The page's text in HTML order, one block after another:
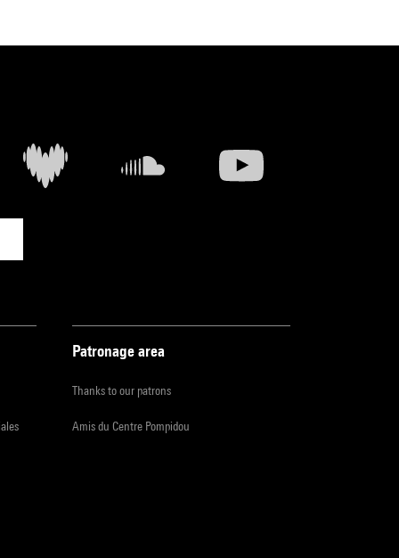
Patronage area
Thanks to our patrons
Amis du Centre Pompidou